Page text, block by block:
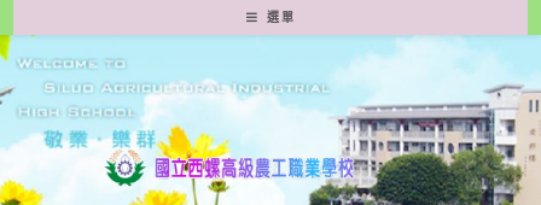
轉
至
要
容
選單